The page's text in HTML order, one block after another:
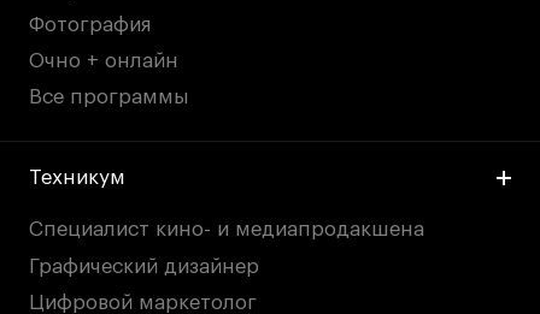
Фотография
Очно + онлайн
Все программы
Техникум
Специалист кино- и медиапродакшена
Графический дизайнер
Цифровой маркетолог